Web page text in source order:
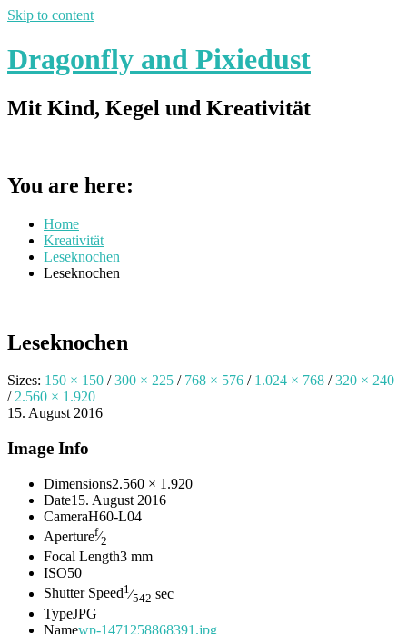
Skip to content
Dragonfly and Pixiedust
Mit Kind, Kegel und Kreativität
You are here:
Home
Kreativität
Leseknochen
Leseknochen
Leseknochen
Sizes: 150 × 150 / 300 × 225 / 768 × 576 / 1.024 × 768 / 320 × 240
/ 2.560 × 1.920
15. August 2016
Image Info
Dimensions2.560 × 1.920
Date15. August 2016
CameraH60-L04
Aperturef⁄2
Focal Length3 mm
ISO50
Shutter Speed1 ⁄542 sec
TypeJPG
Namewp-1471258868391.jpg